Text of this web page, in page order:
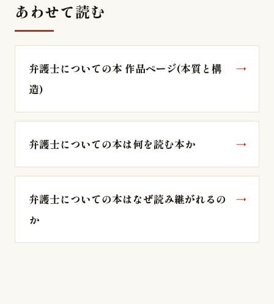
あわせて読む
弁護士についての本 作品ページ(本質と構
造)
弁護士についての本は何を読む本か
弁護士についての本はなぜ読み継がれるの
か